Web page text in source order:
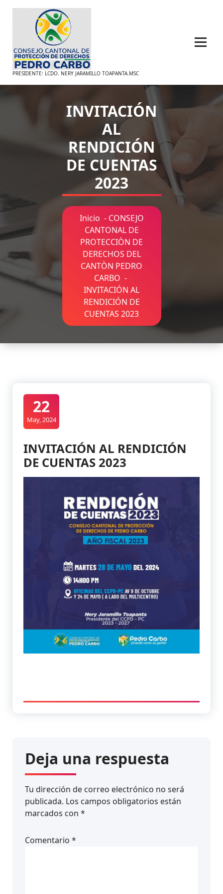
Saltar
contenido
PRESIDENTE: LCDO. NERY JARAMILLO TOAPANTA.MSC
INVITACIÓN
AL
RENDICIÓN
DE CUENTAS
2023
Inicio - CONSEJO
CANTONAL DE
PROTECCIÒN DE
DERECHOS DEL
CANTÒN PEDRO
CARBO -
INVITACIÓN AL
RENDICIÓN DE
CUENTAS 2023
22
May, 2024
INVITACIÓN AL RENDICIÓN
DE CUENTAS 2023
Deja una respuesta
Tu dirección de correo electrónico no será
publicada. Los campos obligatorios están
marcados con *
Comentario *